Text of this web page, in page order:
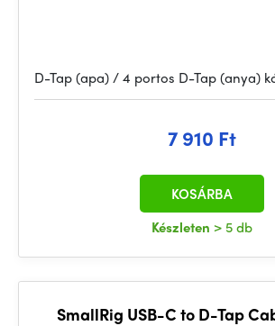
D-Tap (apa) / 4 portos D-Tap (anya)
7 910 Ft
Készleten > 5 db
KOSÁRBA
SmallRig USB-C to D-Tap